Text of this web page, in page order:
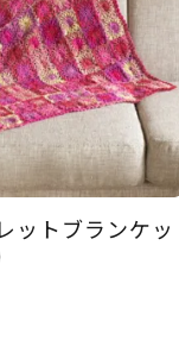
ットブランケッ